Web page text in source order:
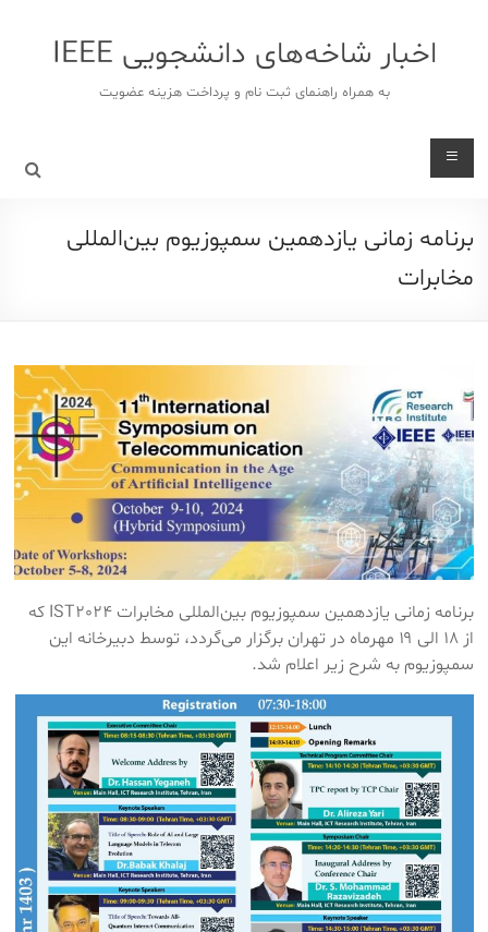
اخبار شاخه‌های دانشجویی IEEE
به همراه راهنمای ثبت نام و پرداخت هزینه عضویت
برنامه زمانی یازدهمین سمپوزیوم بین‌المللی
مخابرات
برنامه زمانی یازدهمین سمپوزیوم بین‌المللی مخابرات IST2024 که
از ۱۸ الی ۱۹ مهرماه‎ در تهران برگزار می‌گردد، توسط دبیرخانه این
سمپوزیوم به شرح زیر اعلام شد.